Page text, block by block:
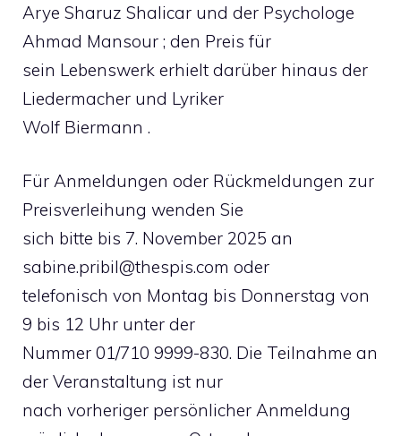
Arye Sharuz Shalicar und der Psychologe
Ahmad Mansour ; den Preis für
sein Lebenswerk erhielt darüber hinaus der
Liedermacher und Lyriker
Wolf Biermann .
Für Anmeldungen oder Rückmeldungen zur
Preisverleihung wenden Sie
sich bitte bis 7. November 2025 an
sabine.pribil@thespis.com oder
telefonisch von Montag bis Donnerstag von
9 bis 12 Uhr unter der
Nummer 01/710 9999-830. Die Teilnahme an
der Veranstaltung ist nur
nach vorheriger persönlicher Anmeldung